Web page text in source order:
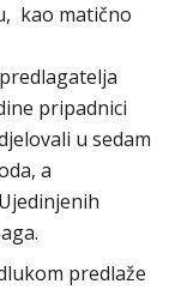
kao matično
pripadnici
u sedam
a
predlaže